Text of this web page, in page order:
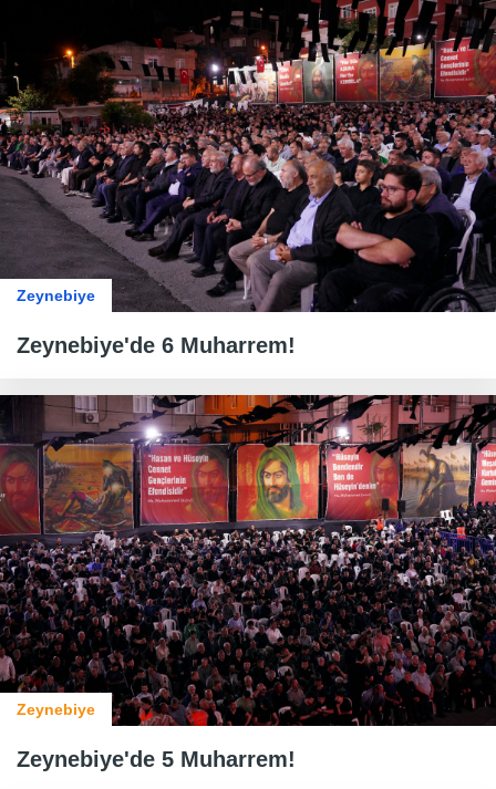
Zeynebiye
Zeynebiye'de 6 Muharrem!
Zeynebiye
Zeynebiye'de 5 Muharrem!